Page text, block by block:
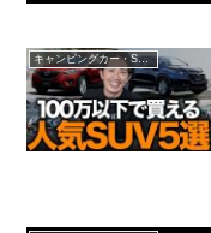
キャンピングカー・SUV人気車種